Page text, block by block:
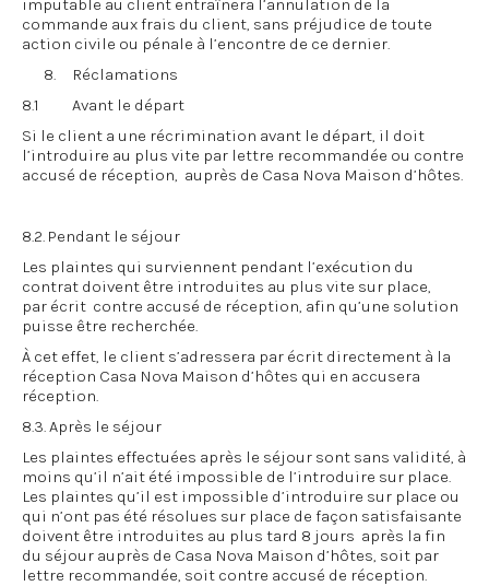
imputable au client entraînera l’annulation de la
commande aux frais du client, sans préjudice de toute
action civile ou pénale à l’encontre de ce dernier.
8. Réclamations
8.1 Avant le départ
Si le client a une récrimination avant le départ, il doit
l’introduire au plus vite par lettre recommandée ou contre
accusé de réception, auprès de Casa Nova Maison d’hôtes.
8.2. Pendant le séjour
Les plaintes qui surviennent pendant l’exécution du
contrat doivent être introduites au plus vite sur place,
par écrit contre accusé de réception, afin qu’une solution
puisse être recherchée.
À cet effet, le client s’adressera par écrit directement à la
réception Casa Nova Maison d’hôtes qui en accusera
réception.
8.3. Après le séjour
Les plaintes effectuées après le séjour sont sans validité, à
moins qu’il n’ait été impossible de l’introduire sur place.
Les plaintes qu’il est impossible d’introduire sur place ou
qui n’ont pas été résolues sur place de façon satisfaisante
doivent être introduites au plus tard 8 jours après la fin
du séjour auprès de Casa Nova Maison d’hôtes, soit par
lettre recommandée, soit contre accusé de réception.